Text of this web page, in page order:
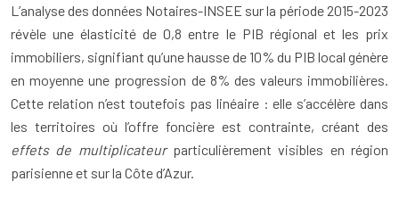
L’analyse des données Notaires-INSEE sur la période 2015-2023
révèle une élasticité de 0,8 entre le PIB régional et les prix
immobiliers, signifiant qu’une hausse de 10% du PIB local génère
en moyenne une progression de 8% des valeurs immobilières.
Cette relation n’est toutefois pas linéaire : elle s’accélère dans
les territoires où l’offre foncière est contrainte, créant des
effets de multiplicateurparticulièrement visibles en région
parisienne et sur la Côte d’Azur.